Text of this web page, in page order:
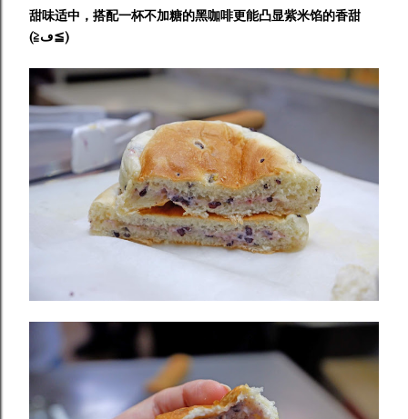
甜味适中，搭配一杯不加糖的黑咖啡更能凸显紫米馅的香甜
(≧ڡ≦)